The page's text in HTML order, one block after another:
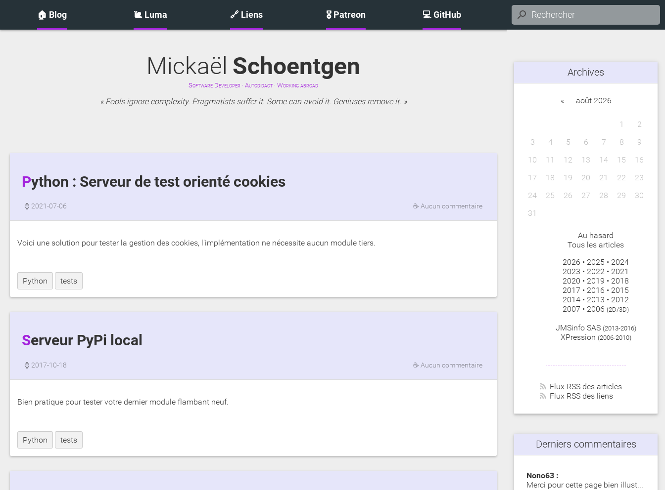
🏠 Blog 🐌 Luma 🔗 Liens 🎖️ Patreon 💻 GitHub
Archives
« août 2026
1
2
3
4 5 6 7 8
9
10
11 12 13 14 15
16
17
18 19 20 21 22
23
24
25 26 27 28 29
30
31
Au hasard
Tous les articles
2026 • 2025 • 2024
2023 • 2022 • 2021
2020 • 2019 • 2018
2017 • 2016 • 2015
2014 • 2013 • 2012
2007 • 2006 (2D/3D)
JMSinfo SAS (2013-2016)
XPression (2006-2010)
Flux RSS des articles
Flux RSS des liens
Derniers commentaires
Nono63 :
Merci pour cette page bien illustrée. Les Girelle Paon obs…
Mickaël Schoentgen
Software Developer · Autodidact · Working abroad
Fools ignore complexity. Pragmatists suffer it. Some can avoid it. Geniuses remove it.
Python : Serveur de test orienté cookies
☕Aucun commentaire
⌚ 2021-07-06
Voici une solution pour tester la gestion des cookies, l'implémentation ne nécessite aucun module tiers.
Python tests
Serveur PyPi local
☕Aucun commentaire
⌚ 2017-10-18
Bien pratique pour tester votre dernier module flambant neuf.
Python tests